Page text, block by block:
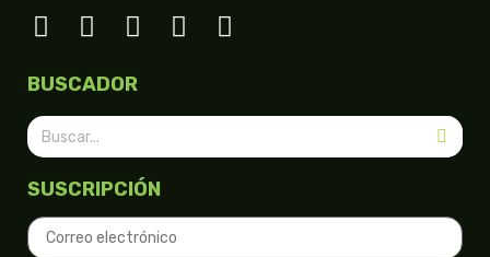
BUSCADOR
SUSCRIPCIÓN